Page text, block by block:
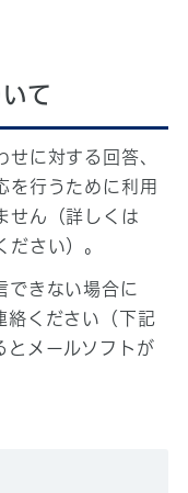
て
せに対する回答、
を行うために利用
せん（詳しくは
ださい）。
できない場合に
絡ください（下記
とメールソフトが